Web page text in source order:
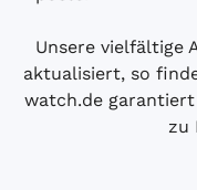
Unsere vielfältige
aktualisiert, so
watch.de
zu